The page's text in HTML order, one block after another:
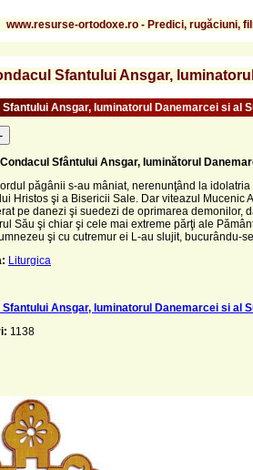
www.resurse-ortodoxe.ro - Predici, rugăciuni,
Sfantului Ansgar,
Sfantului Ansgar, luminatorul Danemarcei si al
Condacul Sfântului Ansgar, luminătorul
păgânii s-au mâniat, nerenunţând la
Hristos şi a Bisericii Sale. Dar viteazul Mucenic
pe danezi şi suedezi de oprimarea demonilor,
Său şi chiar şi cele mai extreme părţi ale
şi cu cutremur ei L-au slujit, bucurându-
Liturgica
Sfantului Ansgar, luminatorul Danemarcei si al
1138